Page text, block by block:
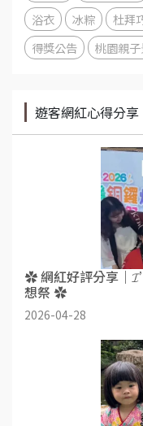
浴衣
冰粽 杜拜
得獎公告
桃園親
遊客網紅心得分享
✿ 網紅好評分享｜
想祭 ✿
2026-04-28